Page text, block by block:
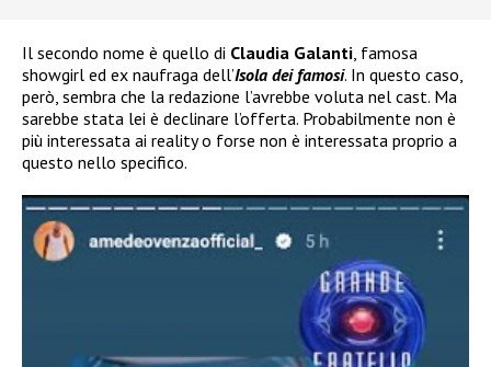
Il secondo nome è quello di Claudia Galanti, famosa
showgirl ed ex naufraga dell’Isola dei famosi. In questo caso,
però, sembra che la redazione l’avrebbe voluta nel cast. Ma
sarebbe stata lei è declinare l’offerta. Probabilmente non è
più interessata ai reality o forse non è interessata proprio a
questo nello specifico.